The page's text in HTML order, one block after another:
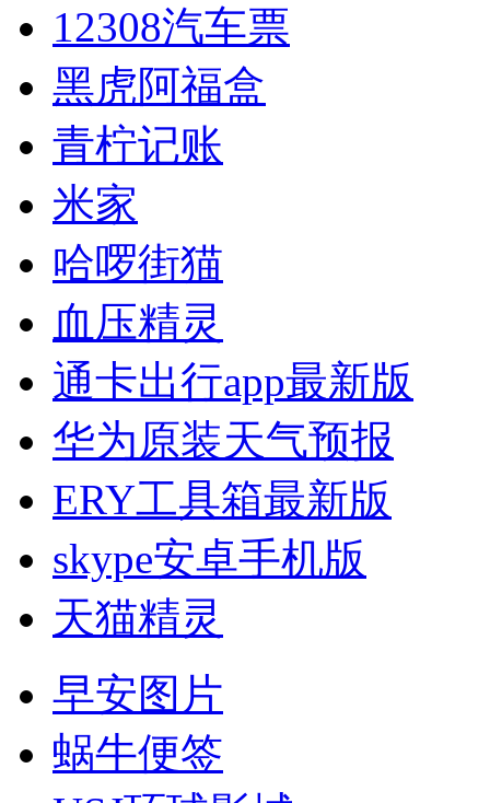
12308汽车票
黑虎阿福盒
青柠记账
米家
哈啰街猫
血压精灵
通卡出行app最新版
华为原装天气预报
ERY工具箱最新版
skype安卓手机版
天猫精灵
早安图片
蜗牛便签